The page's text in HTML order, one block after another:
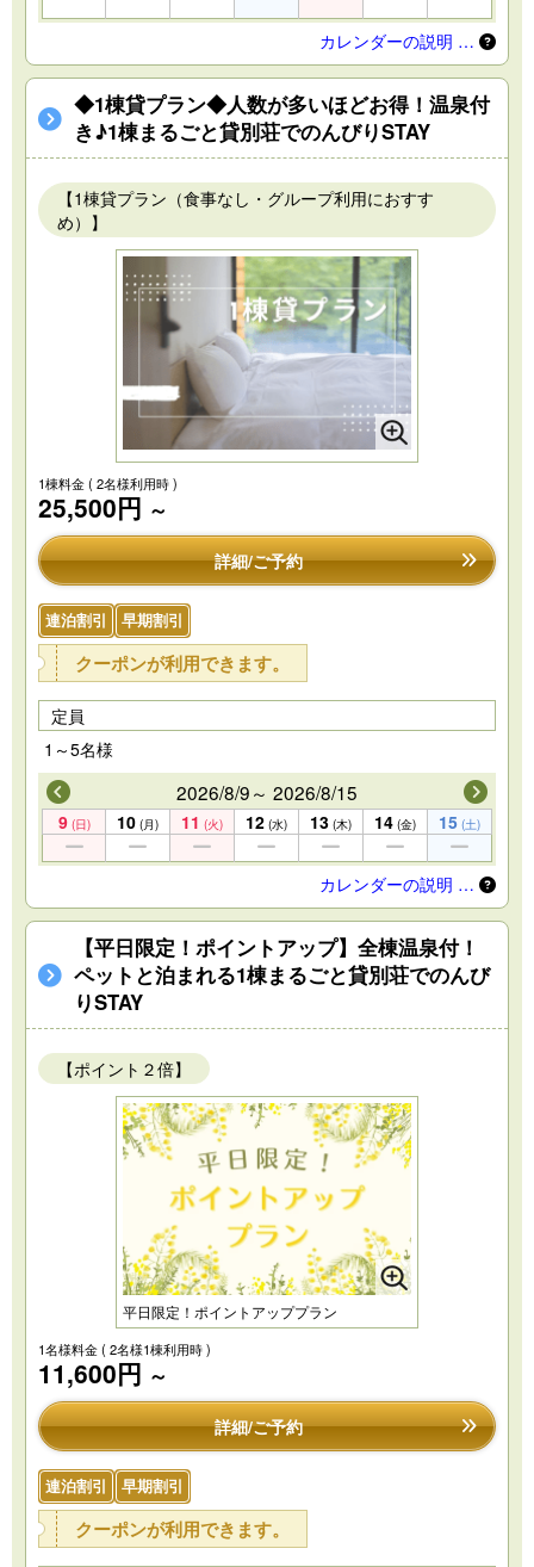
カレンダーの説明 …
◆1棟貸プラン◆人数が多いほどお得！温泉付
き♪1棟まるごと貸別荘でのんびりSTAY
【1棟貸プラン（食事なし・グループ利用におすす
め）】
1棟料金( 2名様利用時 )
25,500円 ～
詳細/ご予約
連泊割引 早期割引
クーポンが利用できます。
定員
1～5名様
2026/8/9～ 2026/8/15
9 (日) 10 (月) 11 (火) 12 (水) 13 (木) 14 (金) 15 (土)
カレンダーの説明 …
【平日限定！ポイントアップ】全棟温泉付！
ペットと泊まれる1棟まるごと貸別荘でのんび
りSTAY
【ポイント２倍】
平日限定！ポイントアッププラン
1名様料金( 2名様1棟利用時 )
11,600円 ～
詳細/ご予約
連泊割引 早期割引
クーポンが利用できます。